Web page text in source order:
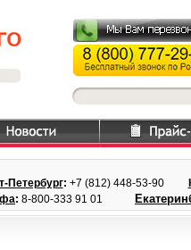
Петербург: +7 (812) 448-53-90
: 8-800-333 91 01